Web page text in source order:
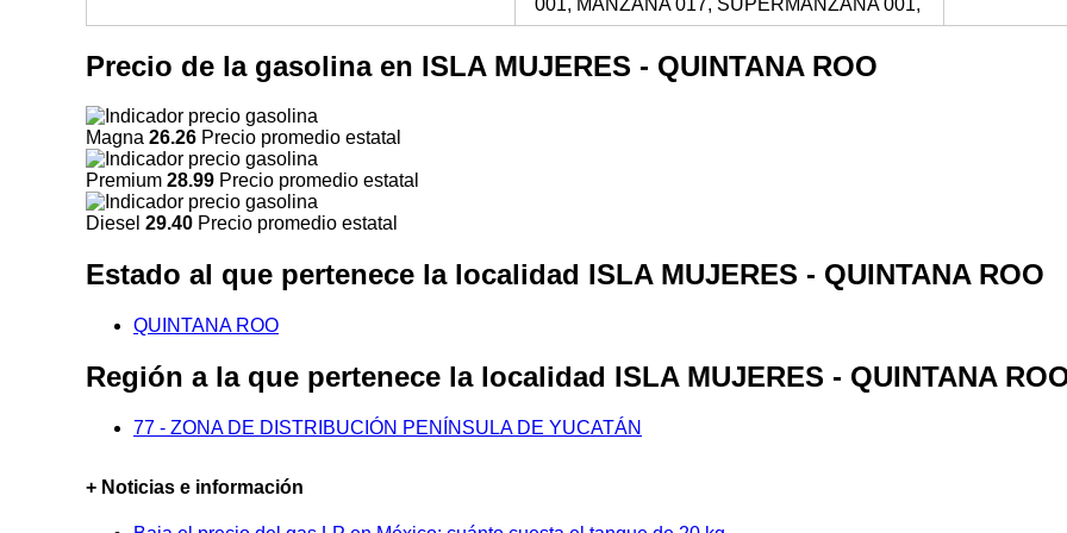
Precio de la gasolina en ISLA MUJERES - QUINTANA ROO
Magna 26.26 Precio promedio estatal
Premium 28.99 Precio promedio estatal
Diesel 29.40 Precio promedio estatal
Estado al que pertenece la localidad ISLA MUJERES - QUINTANA ROO
QUINTANA ROO
Región a la que pertenece la localidad ISLA MUJERES - QUINTANA
77 - ZONA DE DISTRIBUCIÓN PENÍNSULA DE YUCATÁN
+ Noticias e información